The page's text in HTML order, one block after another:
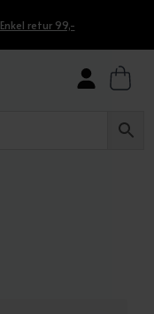
Enkel retur 99,-